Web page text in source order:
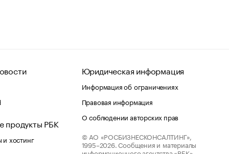
продукты РБК
хостинг
Юридическая информация
Информация об ограничениях
Правовая информация
О соблюдении авторских прав
© АО «РОСБИЗНЕСКОНСАЛТИНГ»,
1995–2026. Сообщения и материалы